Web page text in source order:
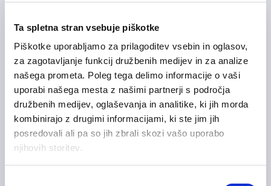
Ta spletna stran vsebuje piškotke
Piškotke uporabljamo za prilagoditev vsebin in oglasov,
za zagotavljanje funkcij družbenih medijev in za analize
našega prometa. Poleg tega delimo informacije o vaši
uporabi našega mesta z našimi partnerji s področja
družbenih medijev, oglaševanja in analitike, ki jih morda
kombinirajo z drugimi informacijami, ki ste jim jih
posredovali ali pa so jih zbrali skozi vašo uporabo
njihovih storitev.
Vodja prodaje za tuje trge
(Business Development
Manager) m/ž
02/07/2026
Prodaja in poslovni razvoj
Fleksibilno delo Podravska regija